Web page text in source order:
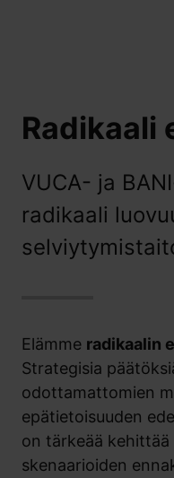
Radikaali
VUCA- ja
radikaali
Elämme radikaalin
Strategisia
odottamattomien
epätietoisuuden
on tärkeää kehittää
skenaarioiden